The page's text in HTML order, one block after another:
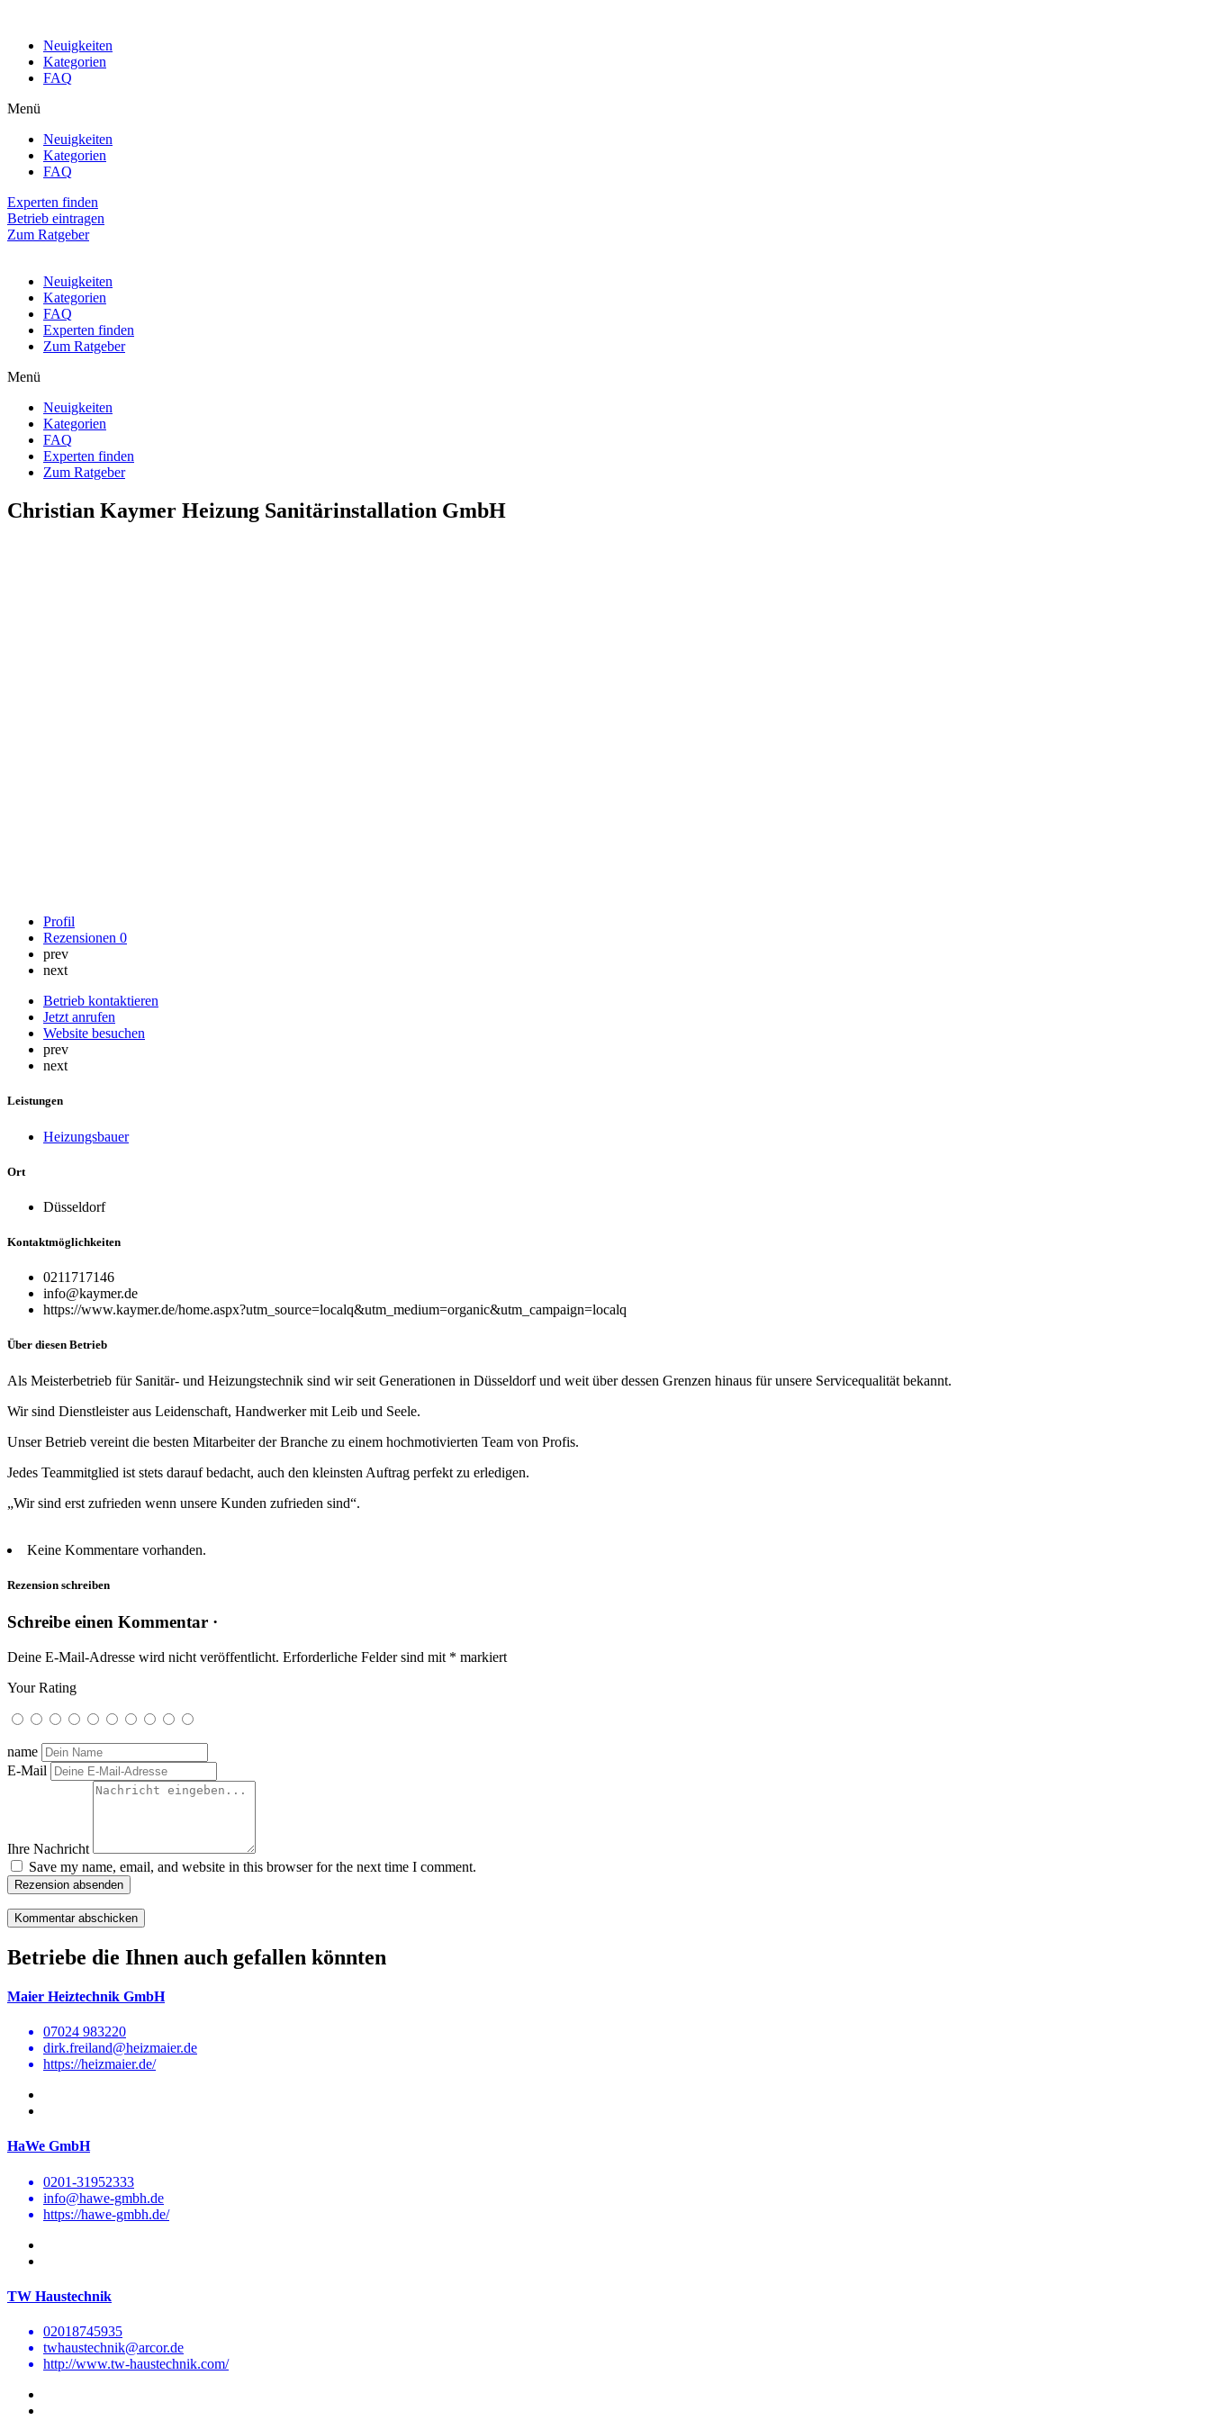
Neuigkeiten
Kategorien
FAQ
Menü
Neuigkeiten
Kategorien
FAQ
Experten finden
Betrieb eintragen
Zum Ratgeber
Neuigkeiten
Kategorien
FAQ
Experten finden
Zum Ratgeber
Menü
Neuigkeiten
Kategorien
FAQ
Experten finden
Zum Ratgeber
Christian Kaymer Heizung Sanitärinstallation GmbH
Profil
Rezensionen 0
prev
next
Betrieb kontaktieren
Jetzt anrufen
Website besuchen
prev
next
Leistungen
Heizungsbauer
Ort
Düsseldorf
Kontaktmöglichkeiten
0211717146
info@kaymer.de
https://www.kaymer.de/home.aspx?utm_source=localq&utm_medium=organic&utm_campaign=localq
Über diesen Betrieb
Als Meisterbetrieb für Sanitär- und Heizungstechnik sind wir seit Generationen in Düsseldorf und weit über dessen Grenzen hinaus für unsere Servicequalität bekannt.
Wir sind Dienstleister aus Leidenschaft, Handwerker mit Leib und Seele.
Unser Betrieb vereint die besten Mitarbeiter der Branche zu einem hochmotivierten Team von Profis.
Jedes Teammitglied ist stets darauf bedacht, auch den kleinsten Auftrag perfekt zu erledigen.
„Wir sind erst zufrieden wenn unsere Kunden zufrieden sind“.
Keine Kommentare vorhanden.
Rezension schreiben
Schreibe einen Kommentar ·
Deine E-Mail-Adresse wird nicht veröffentlicht. Erforderliche Felder sind mit * markiert
Your Rating
name
E-Mail
Ihre Nachricht
Save my name, email, and website in this browser for the next time I comment.
Rezension absenden
Betriebe die Ihnen auch gefallen könnten
Maier Heiztechnik GmbH
07024 983220
dirk.freiland@heizmaier.de
https://heizmaier.de/
HaWe GmbH
0201-31952333
info@hawe-gmbh.de
https://hawe-gmbh.de/
TW Haustechnik
02018745935
twhaustechnik@arcor.de
http://www.tw-haustechnik.com/